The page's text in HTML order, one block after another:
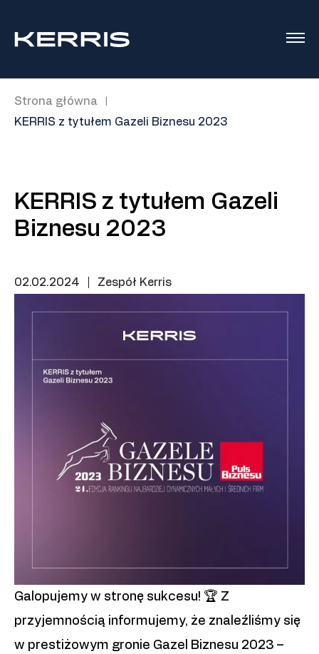
Strona główna
KERRIS z tytułem Gazeli Biznesu 2023
KERRIS z tytułem Gazeli
Biznesu 2023
02.02.2024 Zespół Kerris
Galopujemy w stronę sukcesu! 🏆 Z
przyjemnością informujemy, że znaleźliśmy się
w prestiżowym gronie Gazel Biznesu 2023 –